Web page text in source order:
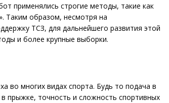
применялись строгие методы, такие как
Таким образом, несмотря на
ТСЗ, для дальнейшего развития этой
и более крупные выборки.
во многих видах спорта. Будь то подача в
прыжке, точность и сложность спортивных